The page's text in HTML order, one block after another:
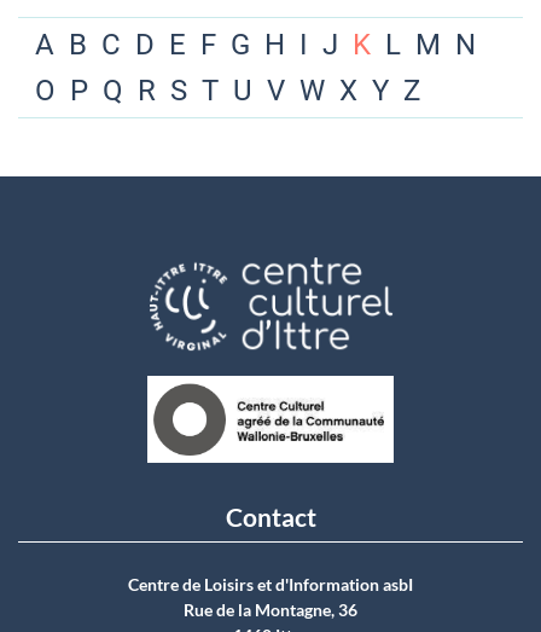
A B C D E F G H I J K L M N
O P Q R S T U V W X Y Z
Contact
Centre de Loisirs et d'Information asbI
Rue de la Montagne, 36